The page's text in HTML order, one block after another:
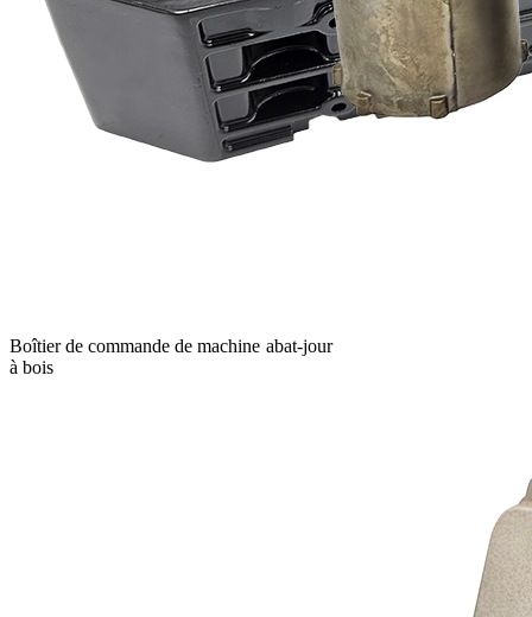
Boîtier de commande de machine
à bois
abat-jour